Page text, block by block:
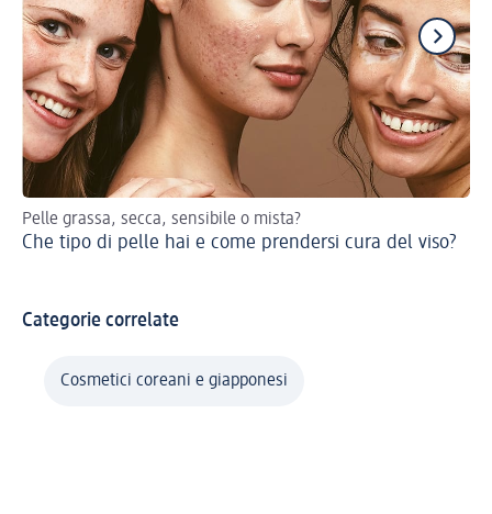
Pelle grassa, secca, sensibile o mista?
Che tipo di pelle hai e come prendersi cura del viso?
Categorie correlate
Cosmetici coreani e giapponesi